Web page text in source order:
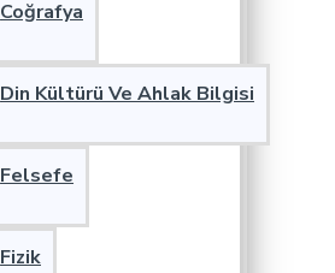
Coğrafya
Din Kültürü Ve Ahlak Bilgisi
Felsefe
Fizik